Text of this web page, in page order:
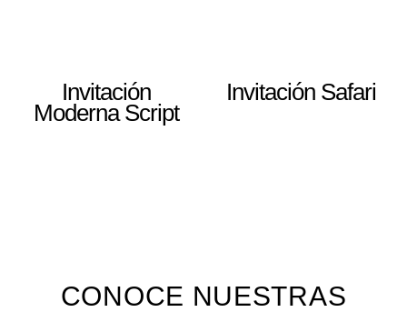
Invitación
Moderna Script
Invitación Safari
CONOCE NUESTRAS